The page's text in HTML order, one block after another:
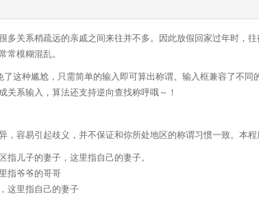
多关系稍疏远的亲戚之间来往并不多。因此放假回家过年时
常模糊混乱。
了这种尴尬，只需简单的输入即可算出称谓。输入框兼容了不
关系输入，算法还支持逆向查找称呼哦～！
，容易引起歧义，并不保证和你所处地区的称谓习惯一致。本程
儿子的妻子，这里指自己的妻子。
指爷爷的哥哥
这里指自己的妻子